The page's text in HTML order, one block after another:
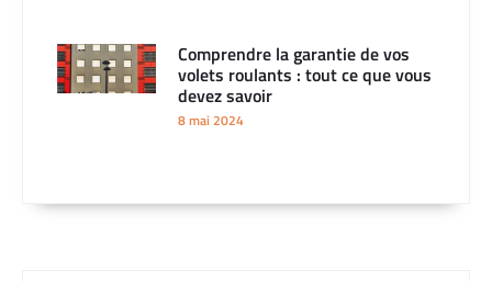
Comprendre la garantie de vos
volets roulants : tout ce que vous
devez savoir
8 mai 2024